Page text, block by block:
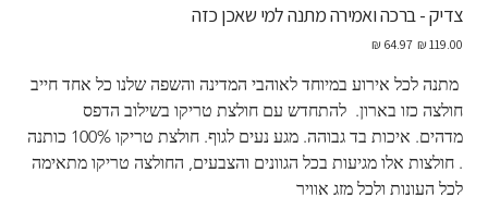
צדיק - ברכה ואמירה מתנה למי שאכן כזה
מחיר
מחיר
‏64.97 ‏₪
מתנה לכל אירוע במיוחד לאוהבי המדינה והשפה שלנו כל אחד חייב
חולצה כזו בארון.  להתחדש עם חולצת טריקו בשילוב הדפס
מדהים. איכות בד גבוהה. מגע נעים לגוף. חולצת טריקו 100% כותנה
. חולצות אלו מגיעות בכל הגוונים והצבעים, החולצה טריקו מתאימה
לכל העונות ולכל מזג אוויר